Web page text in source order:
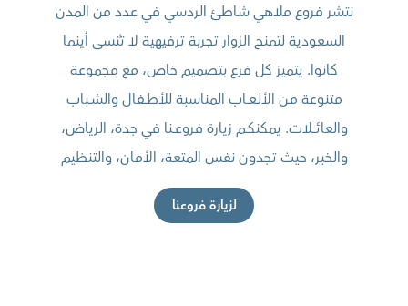
نتشر فروع ملاهي شاطئ الردسي في عدد من المدن
السعودية لتمنح الزوار تجربة ترفيهية لا تُنسى أينما
كانوا. يتميز كل فرع بتصميم خاص، مع مجموعة
متنوعة مـن الألـعــاب المناسبة للأطــفال والشــباب
والعائــــلات. يمكنكــم زيارة فروعــنا في جدة، الرياض،
والخبر، حيث تجدون نفس المتعة، الأمان، والتنظيم
لزيارة فروعنا